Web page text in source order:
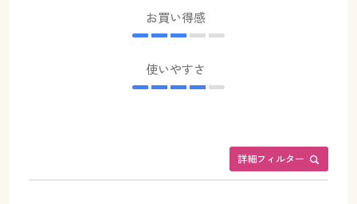
お買い得感
使いやすさ
詳細フィルター